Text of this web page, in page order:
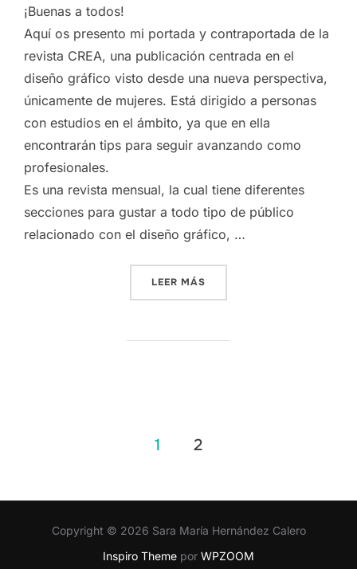
¡Buenas a todos!
Aquí os presento mi portada y contraportada de la
revista CREA, una publicación centrada en el
diseño gráfico visto desde una nueva perspectiva,
únicamente de mujeres. Está dirigido a personas
con estudios en el ámbito, ya que en ella
encontrarán tips para seguir avanzando como
profesionales.
Es una revista mensual, la cual tiene diferentes
secciones para gustar a todo tipo de público
relacionado con el diseño gráfico, …
LEER MÁS
entradas
1 2
Copyright © 2026 Sara María Hernández Calero
Inspiro Theme por WPZOOM